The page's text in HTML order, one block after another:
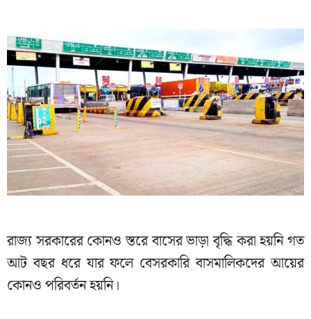
রাজ্য সরকারের কোনও স্তরে বাসের ভাড়া বৃদ্ধি করা হয়নি গত
আট বছর ধরে যার ফলে বেসরকারি বাসমালিকদের আয়ের
কোনও পরিবর্তন হয়নি।